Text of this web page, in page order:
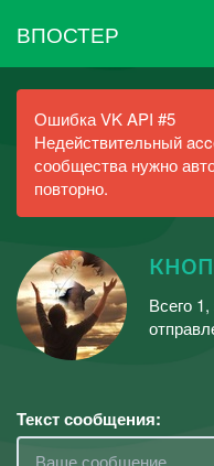
ВПОСТЕР
Ошибка VK API #5
Недействительный
сообщества нужно
повторно.
Всего
Текст сообщения: